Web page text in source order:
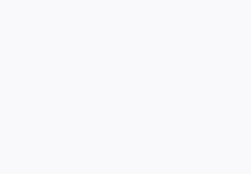
よる調達」と「銀行
トアップに向けて
ます。
ーズは本質的に「成